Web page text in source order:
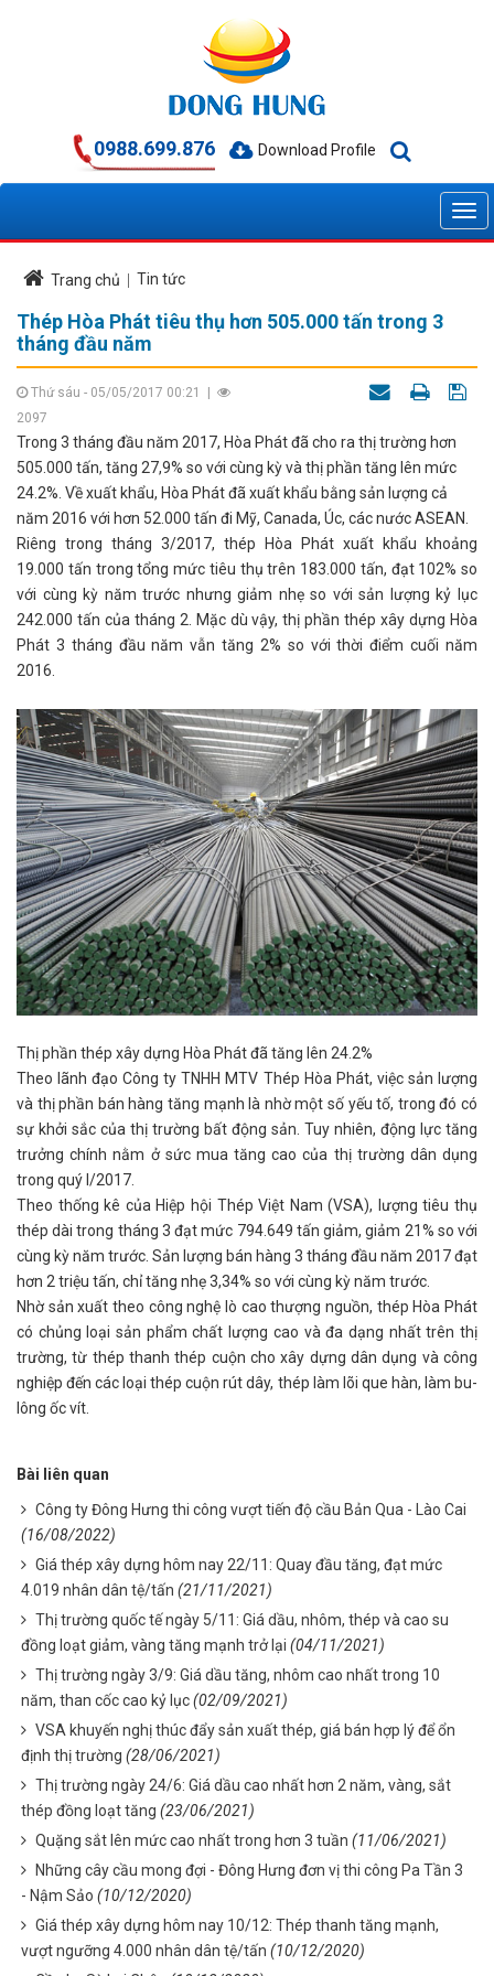
0988.699.876 Download Profile
Trang chủ Tin tức
Thép Hòa Phát tiêu thụ hơn 505.000 tấn trong 3
tháng đầu năm
Thứ sáu - 05/05/2017 00:21
2097
Trong 3 tháng đầu năm 2017, Hòa Phát đã cho ra thị trường hơn
505.000 tấn, tăng 27,9% so với cùng kỳ và thị phần tăng lên mức
24.2%. Về xuất khẩu, Hòa Phát đã xuất khẩu bằng sản lượng cả
năm 2016 với hơn 52.000 tấn đi Mỹ, Canada, Úc, các nước ASEAN.
Riêng trong tháng 3/2017, thép Hòa Phát xuất khẩu khoảng
19.000 tấn trong tổng mức tiêu thụ trên 183.000 tấn, đạt 102% so
với cùng kỳ năm trước nhưng giảm nhẹ so với sản lượng kỷ lục
242.000 tấn của tháng 2. Mặc dù vậy, thị phần thép xây dựng Hòa
Phát 3 tháng đầu năm vẫn tăng 2% so với thời điểm cuối năm
2016.
Thị phần thép xây dựng Hòa Phát đã tăng lên 24.2%
Theo lãnh đạo Công ty TNHH MTV Thép Hòa Phát, việc sản lượng
và thị phần bán hàng tăng mạnh là nhờ một số yếu tố, trong đó có
sự khởi sắc của thị trường bất động sản. Tuy nhiên, động lực tăng
trưởng chính nằm ở sức mua tăng cao của thị trường dân dụng
trong quý I/2017.
Theo thống kê của Hiệp hội Thép Việt Nam (VSA), lượng tiêu thụ
thép dài trong tháng 3 đạt mức 794.649 tấn giảm, giảm 21% so với
cùng kỳ năm trước. Sản lượng bán hàng 3 tháng đầu năm 2017 đạt
hơn 2 triệu tấn, chỉ tăng nhẹ 3,34% so với cùng kỳ năm trước.
Nhờ sản xuất theo công nghệ lò cao thượng nguồn, thép Hòa Phát
có chủng loại sản phẩm chất lượng cao và đa dạng nhất trên thị
trường, từ thép thanh thép cuộn cho xây dựng dân dụng và công
nghiệp đến các loại thép cuộn rút dây, thép làm lõi que hàn, làm bu-
lông ốc vít.
Bài liên quan
Công ty Đông Hưng thi công vượt tiến độ cầu Bản Qua - Lào Cai
(16/08/2022)
Giá thép xây dựng hôm nay 22/11: Quay đầu tăng, đạt mức
4.019 nhân dân tệ/tấn (21/11/2021)
Thị trường quốc tế ngày 5/11: Giá dầu, nhôm, thép và cao su
đồng loạt giảm, vàng tăng mạnh trở lại (04/11/2021)
Thị trường ngày 3/9: Giá dầu tăng, nhôm cao nhất trong 10
năm, than cốc cao kỷ lục(02/09/2021)
VSA khuyến nghị thúc đẩy sản xuất thép, giá bán hợp lý để ổn
định thị trường (28/06/2021)
Thị trường ngày 24/6: Giá dầu cao nhất hơn 2 năm, vàng, sắt
thép đồng loạt tăng (23/06/2021)
Quặng sắt lên mức cao nhất trong hơn 3 tuần (11/06/2021)
Những cây cầu mong đợi - Đông Hưng đơn vị thi công Pa Tần 3
- Nậm Sảo (10/12/2020)
Giá thép xây dựng hôm nay 10/12: Thép thanh tăng mạnh,
vượt ngưỡng 4.000 nhân dân tệ/tấn (10/12/2020)